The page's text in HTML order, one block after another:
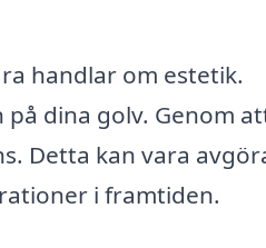
handlar om estetik.
dina golv. Genom
Detta kan vara
i framtiden.